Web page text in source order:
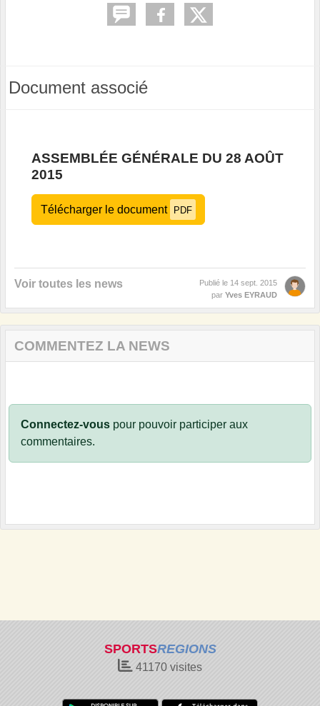
Document associé
ASSEMBLÉE GÉNÉRALE DU 28 AOÛT
2015
Télécharger le document PDF
Voir toutes les news Publié le 14 sept. 2015
par Yves EYRAUD
COMMENTEZ LA NEWS
Connectez-vous pour pouvoir participer aux
commentaires.
SPORTSREGIONS
41170 visites